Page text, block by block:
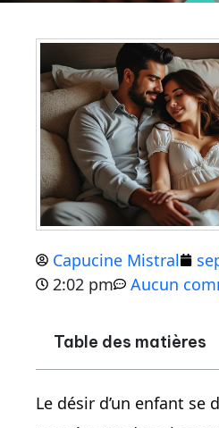
Capucine Mistral
2:02 pm
Aucun
Table des matières
Le désir d’un enfant se